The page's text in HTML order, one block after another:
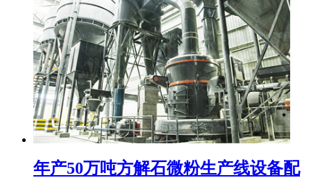
年产50万吨方解石微粉生产线设备配